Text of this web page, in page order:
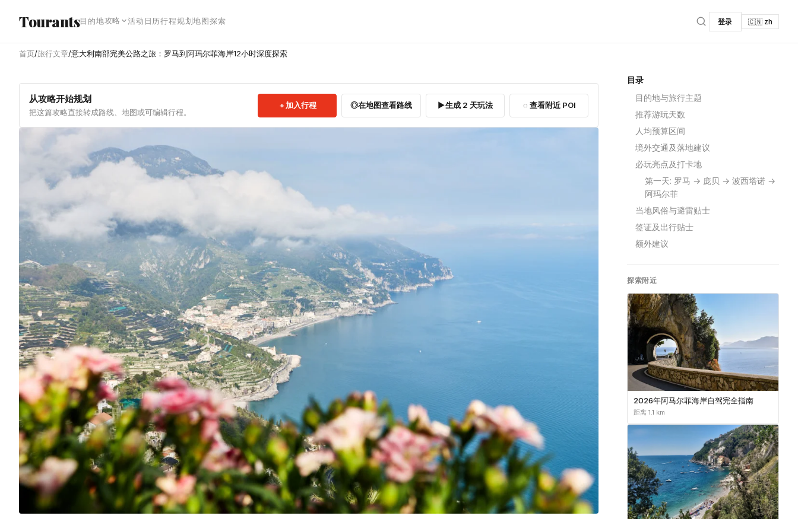
Tourants目的地攻略 活动日历行程规划地图探索 登录 🇨🇳 zh
首页/旅行文章/意大利南部完美公路之旅：罗马到阿玛尔菲海岸12小时深度探索
从攻略开始规划
把这篇攻略直接转成路线、地图或可编辑行程。
加入行程 在地图查看路线 生成 2 天玩法 查看附近 POI
目录
目的地与旅行主题
推荐游玩天数
人均预算区间
境外交通及落地建议
必玩亮点及打卡地
第一天: 罗马 → 庞贝 → 波西塔诺 →
阿玛尔菲
当地风俗与避雷贴士
签证及出行贴士
额外建议
探索附近
2026年阿马尔菲海岸自驾完全指南
距离 1.1 km